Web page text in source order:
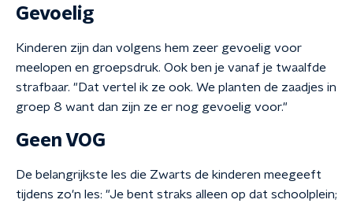
Gevoelig
Kinderen zijn dan volgens hem zeer gevoelig voor
meelopen en groepsdruk. Ook ben je vanaf je twaalfde
strafbaar. "Dat vertel ik ze ook. We planten de zaadjes in
groep 8 want dan zijn ze er nog gevoelig voor."
Geen VOG
De belangrijkste les die Zwarts de kinderen meegeeft
tijdens zo'n les: "Je bent straks alleen op dat schoolplein;